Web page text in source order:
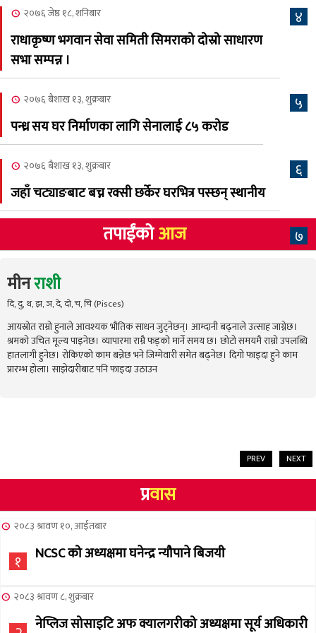
अस्मिताको बेजोड प्रस्तुती रहने
४
२०७६ जेष्ठ १८, शनिबार
राधाकृष्ण भगवान सेवा समिती सिमराको दोस्रो साधारण
सभा सम्पन्न ।
५
२०७६ बैशाख १३, शुक्रबार
पन्ध्र सय घर निर्माणका लागि सेनालाई ८५ करोड
६
२०७६ बैशाख १३, शुक्रबार
जहाँ चट्याङबाट बच्न रक्सी छर्केर घरभित्र पस्छन् स्थानीय
७
तपाईंकोआज
मीनराशी
दि, दु, थ, झ, ञ, दे, दो, च, चि (Pisces)
आयस्रोत राम्रो हुनाले आवश्यक भौतिक साधन जुट्नेछन्। आम्दानी बढ्नाले उत्साह जाग्नेछ।
श्रमको उचित मूल्य पाइनेछ। व्यापारमा राम्रै फड्को मार्ने समय छ। छोटो समयमै राम्रो उपलब्धि
हातलागी हुनेछ। रोकिएको काम बन्नेछ भने जिम्मेवारी समेत बढ्नेछ। दिगो फाइदा हुने काम
प्रारम्भ होला। साझेदारीबाट पनि फाइदा उठाउन
PREV NEXT
प्रवास
२०८३ श्रावण १०, आईतबार
१ NCSC को अध्यक्षमा घनेन्द्र न्यौपाने बिजयी
२०८३ श्रावण ८, शुक्रबार
नेप्लिज सोसाइटि अफ क्यालगरीको अध्यक्षमा सूर्य अधिकारी